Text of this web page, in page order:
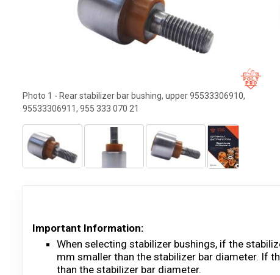
Photo 1 - Rear stabilizer bar bushing, upper 95533306910,
95533306911, 955 333 070 21
Important Information:
When selecting stabilizer bushings, if the
mm smaller than the stabilizer bar diameter. If
than the stabilizer bar diameter.